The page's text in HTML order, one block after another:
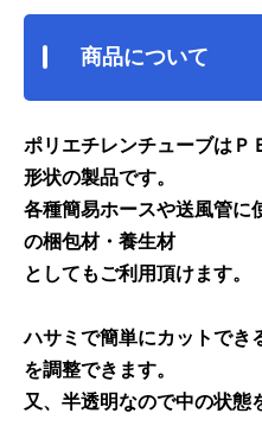
商品について
ポリエチレンチューブはＰ
形状の製品です。
各種簡易ホースや送風管に
の梱包材・養生材
としてもご利用頂けます。
ハサミで簡単にカットでき
を調整できます。
又、半透明なので中の状態